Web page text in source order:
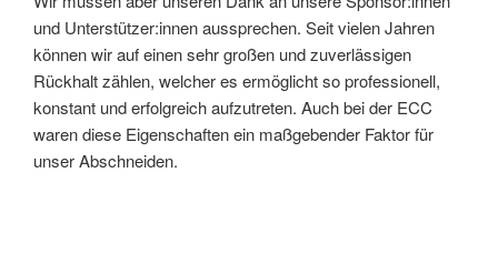
und Unterstützer:innen aussprechen. Seit vielen Jahren
können wir auf einen sehr großen und zuverlässigen
Rückhalt zählen, welcher es ermöglicht so professionell,
konstant und erfolgreich aufzutreten. Auch bei der ECC
waren diese Eigenschaften ein maßgebender Faktor für
unser Abschneiden.